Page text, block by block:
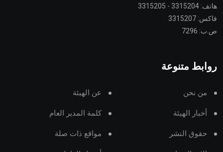
هاتف: 3315204 - 3315205
فاكس: 3315207
ص.ب: 7296
روابط متنوعة
من نحن عن الهيئة
أخبار الهيئة كلمة المدير العام
حقوق النشر مواقع ذات صلة